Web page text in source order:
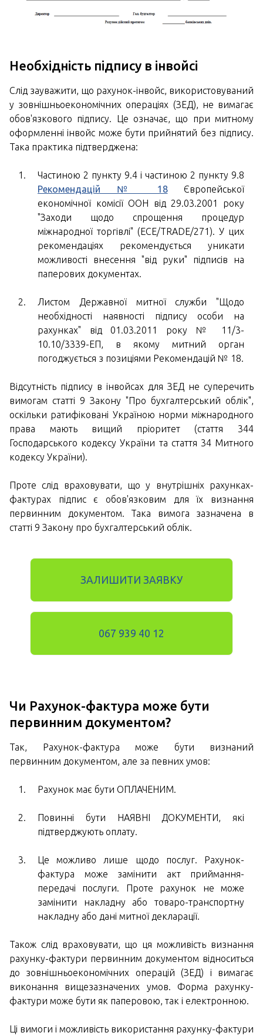
Необхідність підпису в інвойсі
Слід зауважити, що рахунок-інвойс, використовуваний
у зовнішньоекономічних операціях (ЗЕД), не вимагає
обов'язкового підпису. Це означає, що при митному
оформленні інвойс може бути прийнятий без підпису.
Така практика підтверджена:
Частиною 2 пункту 9.4 і частиною 2 пункту 9.8
Рекомендацій № 18Європейської
економічної комісії ООН від 29.03.2001 року
"Заходи щодо спрощення процедур
міжнародної торгівлі" (ECE/TRADE/271). У цих
рекомендаціях рекомендується уникати
можливості внесення "від руки" підписів на
паперових документах.
Листом Державної митної служби "Щодо
необхідності наявності підпису особи на
рахунках" від 01.03.2011 року № 11/3-
10.10/3339-ЕП, в якому митний орган
погоджується з позиціями Рекомендацій № 18.
Відсутність підпису в інвойсах для ЗЕД не суперечить
вимогам статті 9 Закону "Про бухгалтерський облік",
оскільки ратифіковані Україною норми міжнародного
права мають вищий пріоритет (стаття 344
Господарського кодексу України та стаття 34 Митного
кодексу України).
Проте слід враховувати, що у внутрішніх рахунках-
фактурах підпис є обов'язковим для їх визнання
первинним документом. Така вимога зазначена в
статті 9 Закону про бухгалтерський облік.
ЗАЛИШИТИ ЗАЯВКУ
067 939 40 12
Чи Рахунок-фактура може бути
первинним документом?
Так, Рахунок-фактура може бути визнаний
первинним документом, але за певних умов:
Рахунок має бути ОПЛАЧЕНИМ.
Повинні бути НАЯВНІ ДОКУМЕНТИ, які
підтверджують оплату.
Це можливо лише щодо послуг. Рахунок-
фактура може замінити акт приймання-
передачі послуги. Проте рахунок не може
замінити накладну або товаро-транспортну
накладну або дані митної декларації.
Також слід враховувати, що ця можливість визнання
рахунку-фактури первинним документом відноситься
до зовнішньоекономічних операцій (ЗЕД) і вимагає
виконання вищезазначених умов. Форма рахунку-
фактури може бути як паперовою, так і електронною.
Ці вимоги і можливість використання рахунку-фактури